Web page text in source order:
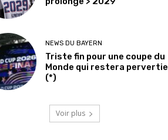
NEWS DU BAYERN
Triste fin pour une coupe du
Monde qui restera pervertie
(*)
Voir plus